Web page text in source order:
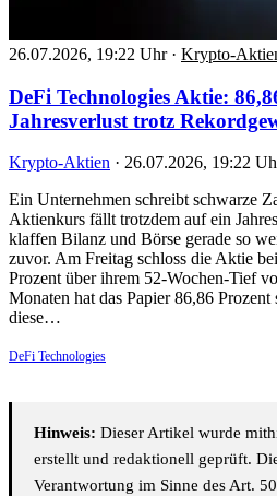
26.07.2026, 19:22 Uhr · Krypto-
DeFi Technologies Aktie:
Jahresverlust trotz
Krypto-Aktien · 26.07.2026, 19:22
Ein Unternehmen schreibt schwarze
Aktienkurs fällt trotzdem auf ein
klaffen Bilanz und Börse gerade so
zuvor. Am Freitag schloss die Aktie
Prozent über ihrem 52-Wochen-Tief
Monaten hat das Papier 86,86
diese…
DeFi Technologies
Hinweis: Dieser Artikel wurde
erstellt und redaktionell geprüft.
Verantwortung im Sinne des Art.